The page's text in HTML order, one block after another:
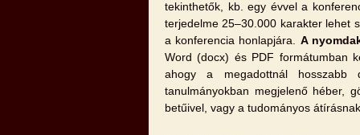
tekinthetők, kb. egy évvel a
terjedelme 25–30.000 karakter lehet
a konferencia honlapjára. A
Word (docx) és PDF formátumban
ahogy a megadottnál hosszabb
tanulmányokban megjelenő héber,
betűivel, vagy a tudományos